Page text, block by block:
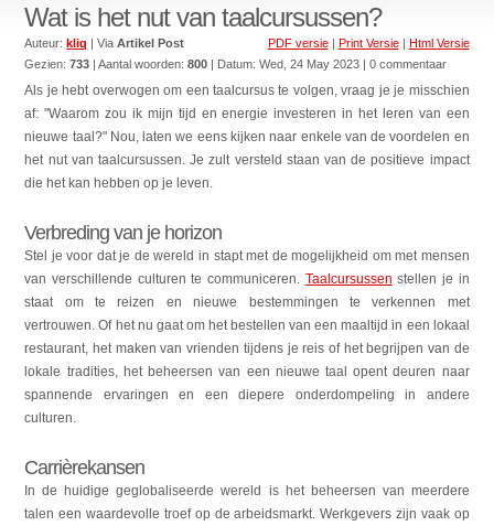
Wat is het nut van taalcursussen?
PDF versie| Print Versie| Html Versie
Auteur:kliq | ViaArtikel Post
Gezien:733 | Aantal woorden:800 | Datum:Wed, 24 May 2023 | 0 commentaar
Als je hebt overwogen om een taalcursus te volgen, vraag je je misschien
af: "Waarom zou ik mijn tijd en energie investeren in het leren van een
nieuwe taal?" Nou, laten we eens kijken naar enkele van de voordelen en
het nut van taalcursussen. Je zult versteld staan van de positieve impact
die het kan hebben op je leven.
Verbreding van je horizon
Stel je voor dat je de wereld in stapt met de mogelijkheid om met mensen
van verschillende culturen te communiceren. Taalcursussen stellen je in
staat om te reizen en nieuwe bestemmingen te verkennen met
vertrouwen. Of het nu gaat om het bestellen van een maaltijd in een lokaal
restaurant, het maken van vrienden tijdens je reis of het begrijpen van de
lokale tradities, het beheersen van een nieuwe taal opent deuren naar
spannende ervaringen en een diepere onderdompeling in andere
culturen.
Carrièrekansen
In de huidige geglobaliseerde wereld is het beheersen van meerdere
talen een waardevolle troef op de arbeidsmarkt. Werkgevers zijn vaak op